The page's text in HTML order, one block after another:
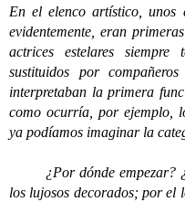
En el elenco artístico, unos
evidentemente, eran
actrices estelares
sustituidos por
interpretaban la primera
como ocurría, por ejemplo,
ya podíamos imaginar la
¿Por dónde empezar?
los lujosos decorados; por